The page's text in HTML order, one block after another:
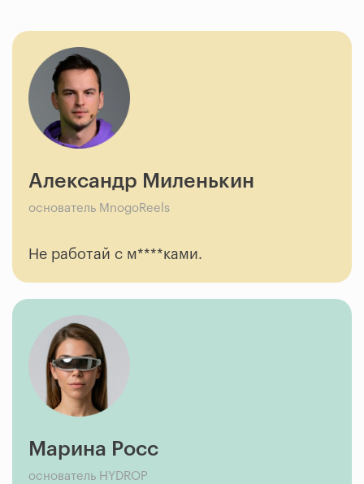
Александр Миленькин
основатель MnogoReels
Не работай с м****ками.
Марина Росс
основатель HYDROP